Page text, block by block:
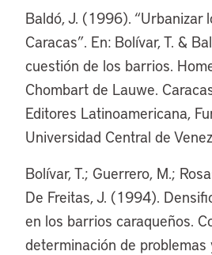
Baldó, J. (1996). “Urbanizar
Caracas”. En: Bolívar, T. &
cuestión de los barrios.
Chombart de Lauwe.
Editores Latinoamericana,
Universidad Central de
Bolívar, T.; Guerrero, M.;
De Freitas, J. (1994).
en los barrios caraqueños.
determinación de problemas